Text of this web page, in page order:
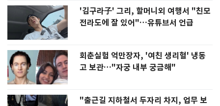
'김구라子' 그리, 할머니외 여행서 "친모
전라도에 잘 있어"…유튜브서 언급
회춘실험 억만장자, '여친 생리혈' 냉동
고 보관…"자궁 내부 궁금해"
"출근길 지하철서 두자리 차지, 업무 보